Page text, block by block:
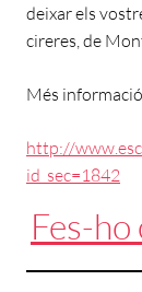
deixar els
cireres, de
Més
http://
id_sec=1842
Fes-